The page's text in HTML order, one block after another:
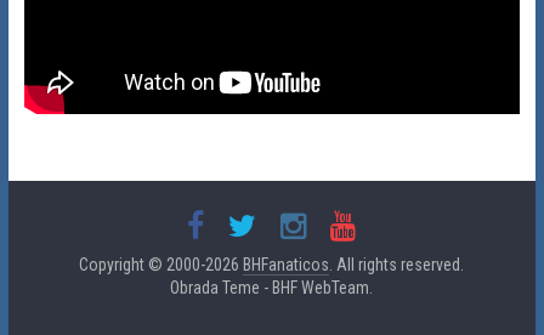
Copyright © 2000-2026 BHFanaticos. All rights reserved.
Obrada Teme - BHF WebTeam.